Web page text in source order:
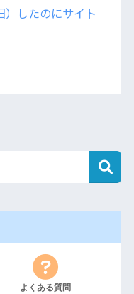
したのにサイト
よくある質問